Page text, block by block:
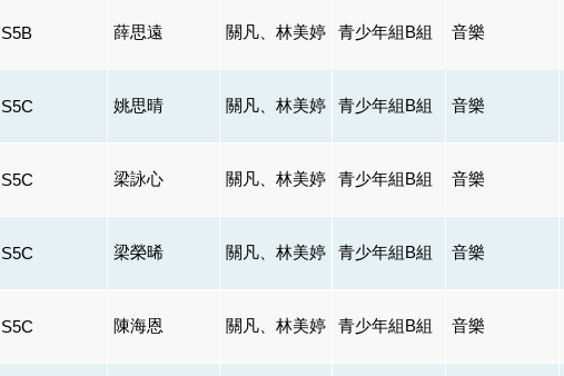
S5B 薛思遠 關凡、林美婷 青少年組B組 音樂
S5C 姚思晴 關凡、林美婷 青少年組B組 音樂
S5C 梁詠心 關凡、林美婷 青少年組B組 音樂
S5C 梁榮晞 關凡、林美婷 青少年組B組 音樂
S5C 陳海恩 關凡、林美婷 青少年組B組 音樂